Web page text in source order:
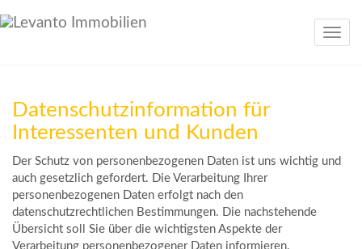
Datenschutzinformation für
Interessenten und Kunden
Der Schutz von personenbezogenen Daten ist uns wichtig und
auch gesetzlich gefordert. Die Verarbeitung Ihrer
personenbezogenen Daten erfolgt nach den
datenschutzrechtlichen Bestimmungen. Die nachstehende
Übersicht soll Sie über die wichtigsten Aspekte der
Verarbeitung personenbezogener Daten informieren.